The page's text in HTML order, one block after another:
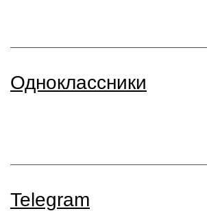
Одноклассники
Telegram